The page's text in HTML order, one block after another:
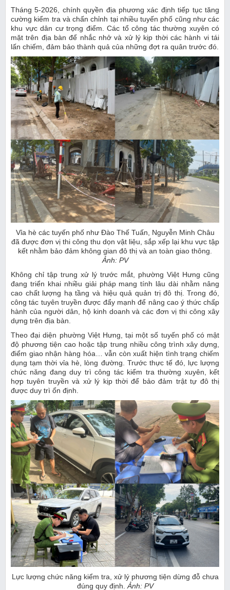
Tháng 5-2026, chính quyền địa phương xác định tiếp tục tăng
cường kiểm tra và chấn chỉnh tại nhiều tuyến phố cũng như các
khu vực dân cư trọng điểm. Các tổ công tác thường xuyên có
mặt trên địa bàn để nhắc nhở và xử lý kịp thời các hành vi tái
lấn chiếm, đảm bảo thành quả của những đợt ra quân trước đó.
Vỉa hè các tuyến phố như Đào Thế Tuấn, Nguyễn Minh Châu
đã được đơn vị thi công thu dọn vật liệu, sắp xếp lại khu vực tập
kết nhằm bảo đảm không gian đô thị và an toàn giao thông.
Ảnh: PV
Không chỉ tập trung xử lý trước mắt, phường Việt Hưng cũng
đang triển khai nhiều giải pháp mang tính lâu dài nhằm nâng
cao chất lượng hạ tầng và hiệu quả quản trị đô thị. Trong đó,
công tác tuyên truyền được đẩy mạnh để nâng cao ý thức chấp
hành của người dân, hộ kinh doanh và các đơn vị thi công xây
dựng trên địa bàn.
Theo đại diện phường Việt Hưng, tại một số tuyến phố có mật
độ phương tiện cao hoặc tập trung nhiều công trình xây dựng,
điểm giao nhận hàng hóa… vẫn còn xuất hiện tình trạng chiếm
dụng tạm thời vỉa hè, lòng đường. Trước thực tế đó, lực lượng
chức năng đang duy trì công tác kiểm tra thường xuyên, kết
hợp tuyên truyền và xử lý kịp thời để bảo đảm trật tự đô thị
được duy trì ổn định.
Lực lượng chức năng kiểm tra, xử lý phương tiện dừng đỗ chưa
đúng quy định. Ảnh: PV